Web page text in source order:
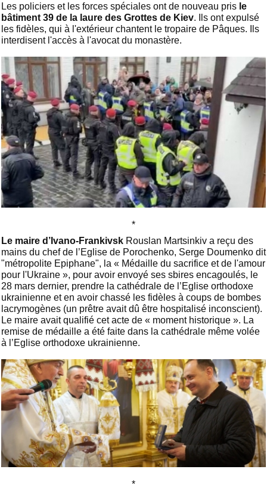
Les policiers et les forces spéciales ont de nouveau pris le
bâtiment 39 de la laure des Grottes de Kiev. Ils ont expulsé
les fidèles, qui à l'extérieur chantent le tropaire de Pâques. Ils
interdisent l'accès à l'avocat du monastère.
*
Le maire d’Ivano-Frankivsk Rouslan Martsinkiv a reçu des
mains du chef de l’Eglise de Porochenko, Serge Doumenko dit
"métropolite Epiphane", la « Médaille du sacrifice et de l'amour
pour l'Ukraine », pour avoir envoyé ses sbires encagoulés, le
28 mars dernier, prendre la cathédrale de l’Eglise orthodoxe
ukrainienne et en avoir chassé les fidèles à coups de bombes
lacrymogènes (un prêtre avait dû être hospitalisé inconscient).
Le maire avait qualifié cet acte de « moment historique ». La
remise de médaille a été faite dans la cathédrale même volée
à l’Eglise orthodoxe ukrainienne.
*